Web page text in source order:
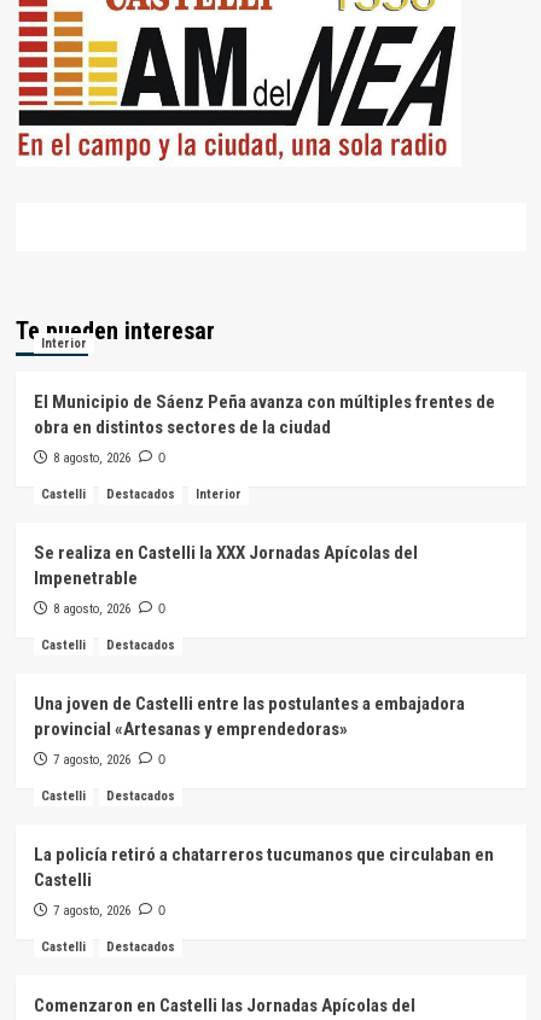
Te pueden interesar
Interior
El Municipio de Sáenz Peña avanza con múltiples frentes de
obra en distintos sectores de la ciudad
8 agosto, 2026 0
Castelli Destacados Interior
Se realiza en Castelli la XXX Jornadas Apícolas del
Impenetrable
8 agosto, 2026 0
Castelli Destacados
Una joven de Castelli entre las postulantes a embajadora
provincial «Artesanas y emprendedoras»
7 agosto, 2026 0
Castelli Destacados
La policía retiró a chatarreros tucumanos que circulaban en
Castelli
7 agosto, 2026 0
Castelli Destacados
Comenzaron en Castelli las Jornadas Apícolas del